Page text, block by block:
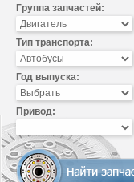
Группа запчастей:
Тип транспорта:
Год выпуска:
Привод: